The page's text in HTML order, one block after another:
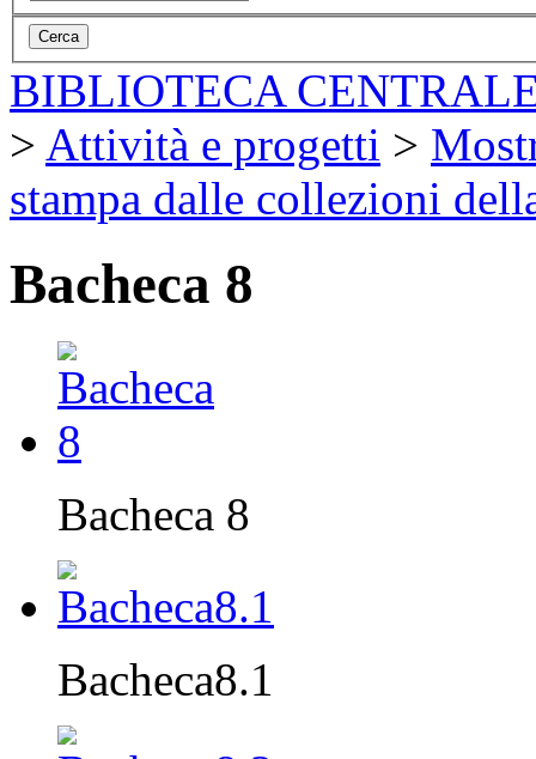
BIBLIOTECA
> Attività e progetti >
stampa dalle collezioni
Bacheca 8
Bacheca 8
Bacheca8.1